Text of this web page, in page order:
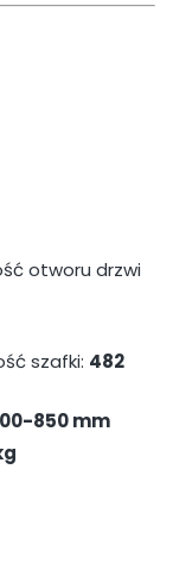
otworu drzwi
szafki: 482
850 mm